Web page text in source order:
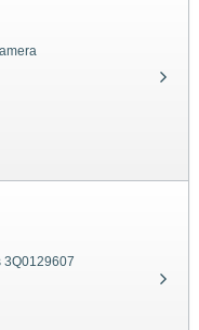
3Q0129607